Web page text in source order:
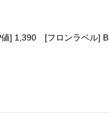
] 1,390 [フロンラベル] B